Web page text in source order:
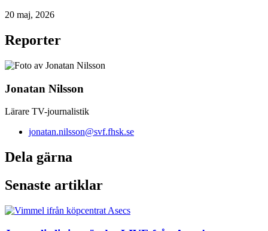
20 maj, 2026
Reporter
Jonatan Nilsson
Lärare TV-journalistik
jonatan.nilsson@svf.fhsk.se
Dela gärna
Senaste artiklar